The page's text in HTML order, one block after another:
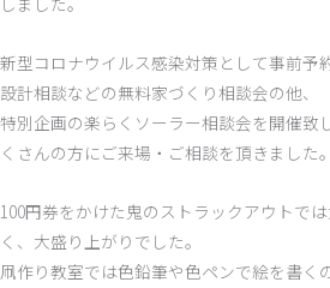
新型コロナウイルス感染対策として事前予
設計相談などの無料家づくり相談会の他、
特別企画の楽らくソーラー相談会を開催致
くさんの方にご来場・ご相談を頂きました。
100円券をかけた鬼のストラックアウトで
く、大盛り上がりでした。
凧作り教室では色鉛筆や色ペンで絵を書く